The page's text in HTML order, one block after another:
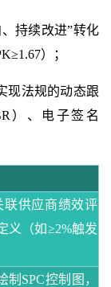
持续改进”转化
）；
现法规的动态跟
）、电子签名
联供应商绩效评
义（如≥2%触发
SPC控制图，